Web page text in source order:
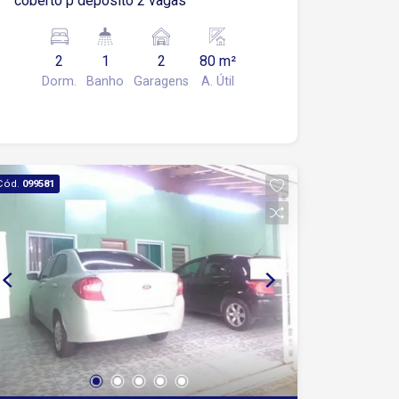
2
Dorm.
1
Banho
2
Garagens
80 m²
A. Útil
099581